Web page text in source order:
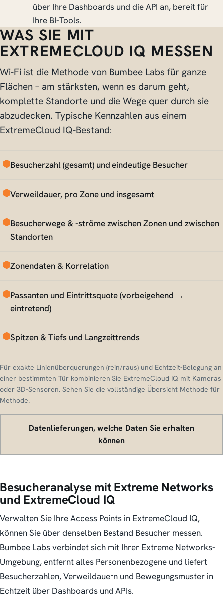
über Ihre Dashboards und die API an, bereit für
Ihre BI-Tools.
WAS SIE MIT
EXTREMECLOUD IQ MESSEN
Wi-Fi ist die Methode von Bumbee Labs für ganze
Flächen – am stärksten, wenn es darum geht,
komplette Standorte und die Wege quer durch sie
abzudecken. Typische Kennzahlen aus einem
ExtremeCloud IQ-Bestand:
Besucherzahl (gesamt) und eindeutige Besucher
Verweildauer, pro Zone und insgesamt
Besucherwege & -ströme zwischen Zonen und zwischen
Standorten
Zonendaten & Korrelation
Passanten und Eintrittsquote (vorbeigehend →
eintretend)
Spitzen & Tiefs und Langzeittrends
Für exakte Linienüberquerungen (rein/raus) und Echtzeit-Belegung an
einer bestimmten Tür kombinieren Sie ExtremeCloud IQ mit Kameras
oder 3D-Sensoren. Sehen Sie die vollständige Übersicht Methode für
Methode.
Datenlieferungen, welche Daten Sie erhalten
können
Besucheranalyse mit Extreme Networks
und ExtremeCloud IQ
Verwalten Sie Ihre Access Points in ExtremeCloud IQ,
können Sie über denselben Bestand Besucher messen.
Bumbee Labs verbindet sich mit Ihrer Extreme Networks-
Umgebung, entfernt alles Personenbezogene und liefert
Besucherzahlen, Verweildauern und Bewegungsmuster in
Echtzeit über Dashboards und APIs.